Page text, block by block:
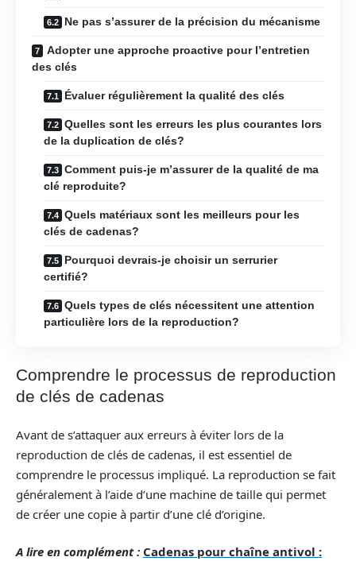
Ne pas s’assurer de la précision du mécanisme
Adopter une approche proactive pour l’entretien
des clés
Évaluer régulièrement la qualité des clés
Quelles sont les erreurs les plus courantes lors
de la duplication de clés?
Comment puis-je m’assurer de la qualité de ma
clé reproduite?
Quels matériaux sont les meilleurs pour les
clés de cadenas?
Pourquoi devrais-je choisir un serrurier
certifié?
Quels types de clés nécessitent une attention
particulière lors de la reproduction?
Comprendre le processus de reproduction
de clés de cadenas
Avant de s’attaquer aux erreurs à éviter lors de la
reproduction de clés de cadenas, il est essentiel de
comprendre le processus impliqué. La reproduction se fait
généralement à l’aide d’une machine de taille qui permet
de créer une copie à partir d’une clé d’origine.
A lire en complément : Cadenas pour chaîne antivol :